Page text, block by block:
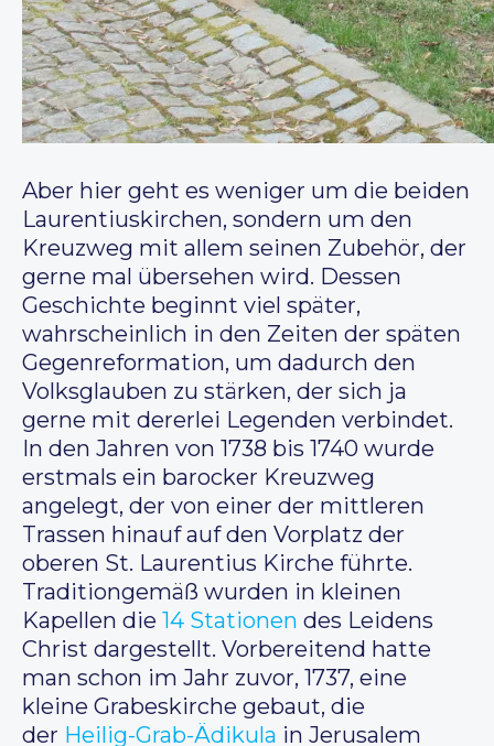
Aber hier geht es weniger um die beiden
Laurentiuskirchen, sondern um den
Kreuzweg mit allem seinen Zubehör, der
gerne mal übersehen wird. Dessen
Geschichte beginnt viel später,
wahrscheinlich in den Zeiten der späten
Gegenreformation, um dadurch den
Volksglauben zu stärken, der sich ja
gerne mit dererlei Legenden verbindet.
In den Jahren von 1738 bis 1740 wurde
erstmals ein barocker Kreuzweg
angelegt, der von einer der mittleren
Trassen hinauf auf den Vorplatz der
oberen St. Laurentius Kirche führte.
Traditiongemäß wurden in kleinen
Kapellen die 14 Stationen des Leidens
Christ dargestellt. Vorbereitend hatte
man schon im Jahr zuvor, 1737, eine
kleine Grabeskirche gebaut, die
der Heilig-Grab-Ädikula in Jerusalem